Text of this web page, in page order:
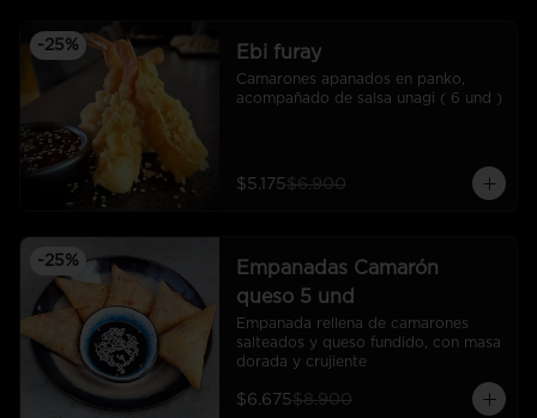
-25% Ebi furay
Camarones apanados en panko,
acompañado de salsa unagi ( 6 und )
$5.175$6.900
-25%
Empanadas Camarón
queso 5 und
Empanada rellena de camarones
salteados y queso fundido, con masa
dorada y crujiente
$6.675$8.900